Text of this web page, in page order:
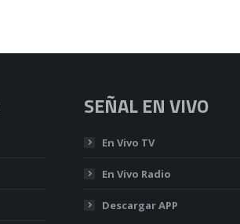
SEÑAL EN VIVO
En Vivo TV
En Vivo Radio
Descargar APP